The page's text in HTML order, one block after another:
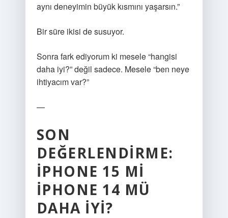
aynı deneyimin büyük kısmını yaşarsın.”
Bir süre ikisi de susuyor.
Sonra fark ediyorum ki mesele “hangisi
daha iyi?” değil sadece. Mesele “ben neye
ihtiyacım var?”
—
SON
DEĞERLENDIRME:
IPHONE 15 MI
IPHONE 14 MÜ
DAHA IYI?